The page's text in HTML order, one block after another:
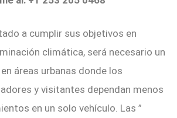
a cumplir sus objetivos en
climática, será necesario un
áreas urbanas donde los
y visitantes dependan menos
en un solo vehículo. Las ”